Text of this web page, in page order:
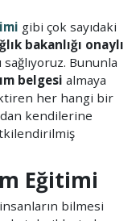
gibi çok sayıdaki
bakanlığı onaylı
sağlıyoruz. Bununla
belgesi almaya
her hangi bir
kendilerine
Eğitimi
bilmesi